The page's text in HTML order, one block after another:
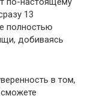
13
полностью
добиваясь
в том,